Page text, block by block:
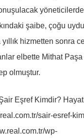
şaibe, çoğu
hizmetten sonra
elbette Mithat Paşa
olmuştur.
Eşref Kimdir?
sair-esref-
wp-